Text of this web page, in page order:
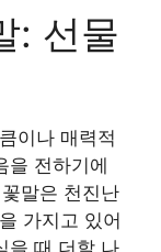
: 선물
이나 매력적
을 전하기에
말은 천진난
가지고 있어
을 때 더할 나